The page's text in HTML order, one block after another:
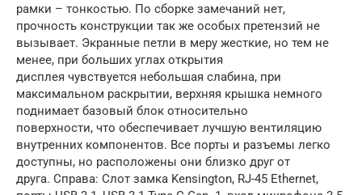
рамки – тонкостью. По сборке замечаний нет,
прочность конструкции так же особых претензий не
вызывает. Экранные петли в меру жесткие, но тем не
менее, при больших углах открытия
дисплея чувствуется небольшая слабина, при
максимальном раскрытии, верхняя крышка немного
поднимает базовый блок относительно
поверхности, что обеспечивает лучшую вентиляцию
внутренних компонентов. Все порты и разъемы легко
доступны, но расположены они близко друг от
друга. Справа: Слот замка Kensington, RJ-45 Ethernet,